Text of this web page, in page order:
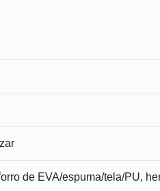
de EVA/espuma/tela/PU,